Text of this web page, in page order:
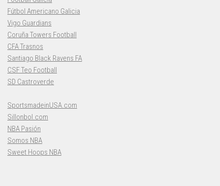
Fútbol Americano Galicia
Vigo Guardians
Coruña Towers Football
CFA Trasnos
Santiago Black Ravens FA
CSF Teo Football
SD Castroverde
SportsmadeinUSA.com
Sillonbol.com
NBA Pasión
Somos NBA
Sweet Hoops NBA